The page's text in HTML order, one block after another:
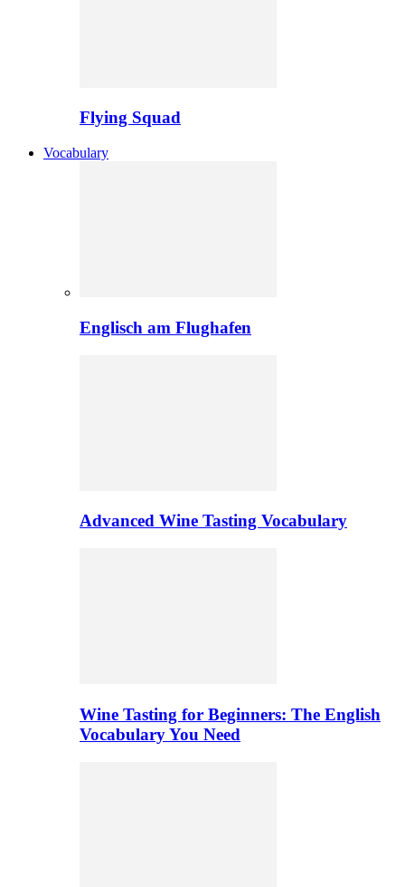
Flying Squad
Vocabulary
Englisch am Flughafen
Advanced Wine Tasting Vocabulary
Wine Tasting for Beginners: The English
Vocabulary You Need